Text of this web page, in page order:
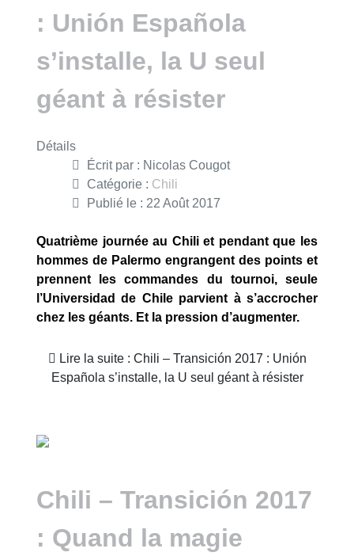
: Unión Española
s’installe, la U seul
géant à résister
Détails
Écrit par : Nicolas Cougot
Catégorie : Chili
Publié le : 22 Août 2017
Quatrième journée au Chili et pendant que les
hommes de Palermo engrangent des points et
prennent les commandes du tournoi, seule
l’Universidad de Chile parvient à s’accrocher
chez les géants. Et la pression d’augmenter.
Lire la suite : Chili – Transición 2017 : Unión
Española s’installe, la U seul géant à résister
Chili – Transición 2017
: Quand la magie